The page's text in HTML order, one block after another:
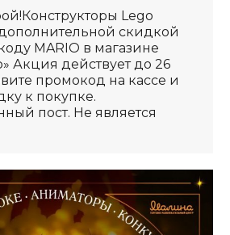
Lego
скидкой
MARIO в магазине
Акция действует до 26
промокод на кассе и
к покупке.
пост. Не является